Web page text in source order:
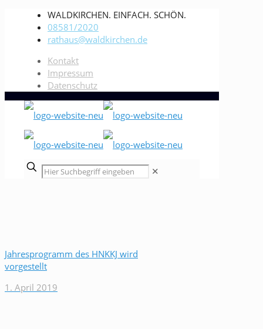
WALDKIRCHEN. EINFACH. SCHÖN.
08581/2020
rathaus@waldkirchen.de
Kontakt
Impressum
Datenschutz
✕
Jahresprogramm des HNKKJ wird
vorgestellt
1. April 2019